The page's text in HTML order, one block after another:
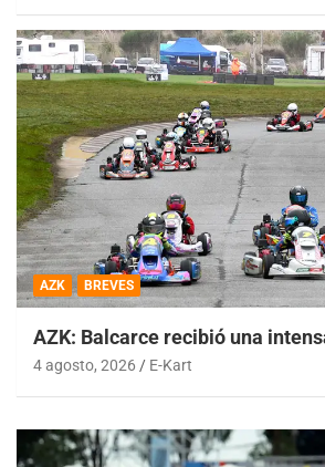
AZK BREVES
AZK: Balcarce recibió una
4 agosto, 2026 E-Kart